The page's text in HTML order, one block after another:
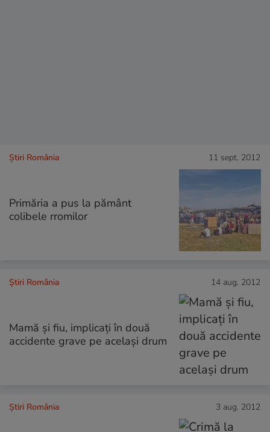
Știri România 11 sept. 2012
Primăria a pus la pământ
colibele rromilor
Știri România 14 aug. 2012
Mamă şi fiu, implicaţi în două
accidente grave pe acelaşi drum
Știri România 3 aug. 2012